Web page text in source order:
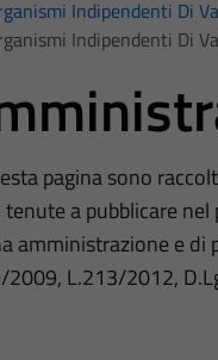
Indipendenti Di
Indipendenti Di
pagina sono
a pubblicare
amministrazione e di
2009, L.213/2012,